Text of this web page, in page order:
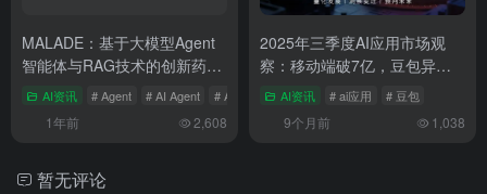
MALADE：基于大模型Agent
智能体与RAG技术的创新药物
警戒系统
AI资讯 # Agent # AI Agent # AIGC
1年前 2,608
2025年三季度AI应用市场观
察：移动端破7亿，豆包异军
突起AI资讯 # ai应用 # 豆包
9个月前 1,038
暂无评论